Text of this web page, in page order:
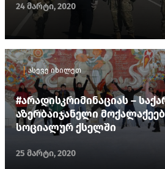
24 მარტი, 2020
ასევე იხილეთ
#არადისკრიმინაციას –
აზერბაიჯანელი
სოციალურ ქსელში
25 მარტი, 2020